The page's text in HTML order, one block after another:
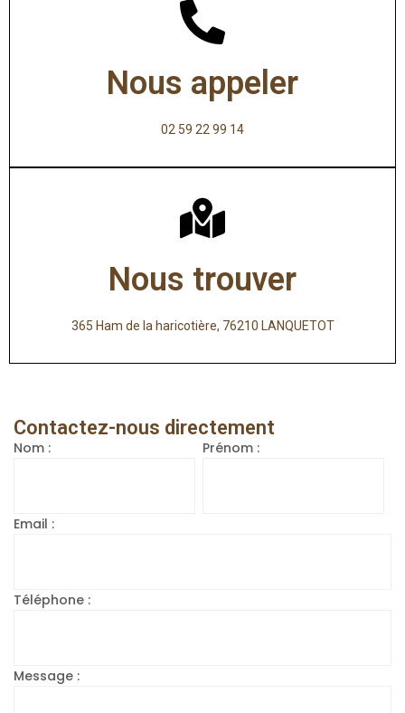
Nous appeler
02 59 22 99 14
Nous trouver
365 Ham de la haricotière, 76210 LANQUETOT
Contactez-nous directement
Nom : Prénom :
Email :
Téléphone :
Message :